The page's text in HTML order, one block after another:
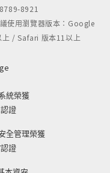
8921
使用瀏覽器版本：Google
/ Safari 版本11以上
統榮獲
證
全管理榮獲
證